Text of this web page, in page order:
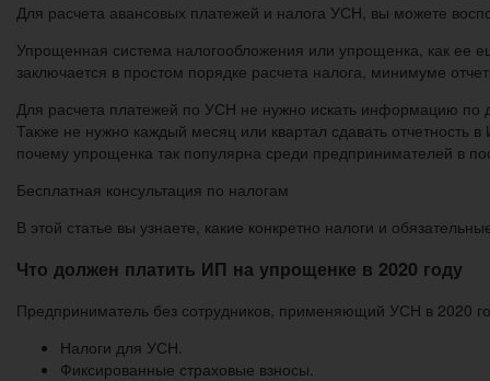
Для расчета авансовых платежей и налога УСН, вы можете
Упрощенная система налогообложения или упрощенка, как ее
заключается в простом порядке расчета налога, минимуме
Для расчета платежей по УСН не нужно искать информацию
Также не нужно каждый месяц или квартал сдавать
почему упрощенка так популярна среди предпринимателей в
Бесплатная консультация по налогам
В этой статье вы узнаете, какие конкретно налоги и
Что должен платить ИП на упрощенке в 2020 году
Предприниматель без сотрудников, применяющий УСН в 2020
Налоги для УСН.
Фиксированные страховые взносы.